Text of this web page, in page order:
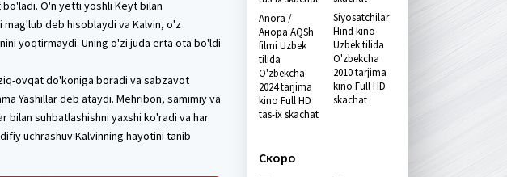
O'n yetti yoshli Keyt bilan
deb hisoblaydi va Kalvin, o'z
yoqtirmaydi. Uning o'zi juda erta ota bo'ldi
ovqat do'koniga boradi va sabzavot
Yashillar deb ataydi. Mehribon, samimiy va
suhbatlashishni yaxshi ko'radi va har
uchrashuv Kalvinning hayotini tanib
Anora /
Анора AQSh
filmi Uzbek
tilida
O'zbekcha
2024 tarjima
kino Full HD
tas-ix skachat
Siyosatchilar
Hind kino
Uzbek tilida
O'zbekcha
2010 tarjima
kino Full HD
skachat
Скоро